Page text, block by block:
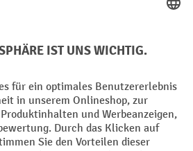
ab590,40 €
Zum Produkt
Produkt vergleichen